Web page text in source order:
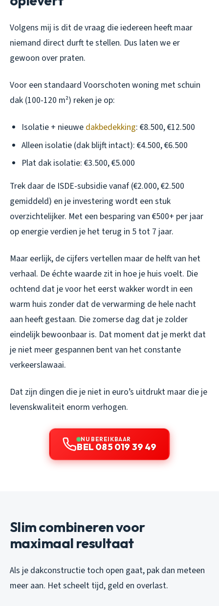
Volgens mij is dit de vraag die iedereen heeft maar
niemand direct durft te stellen. Dus laten we er
gewoon over praten.
Voor een standaard Voorschoten woning met schuin
dak (100-120 m²) reken je op:
Isolatie + nieuwe dakbedekking: €8.500, €12.500
Alleen isolatie (dak blijft intact): €4.500, €6.500
Plat dak isolatie: €3.500, €5.000
Trek daar de ISDE-subsidie vanaf (€2.000, €2.500
gemiddeld) en je investering wordt een stuk
overzichtelijker. Met een besparing van €500+ per jaar
op energie verdien je het terug in 5 tot 7 jaar.
Maar eerlijk, de cijfers vertellen maar de helft van het
verhaal. De échte waarde zit in hoe je huis voelt. Die
ochtend dat je voor het eerst wakker wordt in een
warm huis zonder dat de verwarming de hele nacht
aan heeft gestaan. Die zomerse dag dat je zolder
eindelijk bewoonbaar is. Dat moment dat je merkt dat
je niet meer gespannen bent van het constante
verkeerslawaai.
Dat zijn dingen die je niet in euro’s uitdrukt maar die je
levenskwaliteit enorm verhogen.
NU BEREIKBAAR
BEL 085 019 39 49
Slim combineren voor
maximaal resultaat
Als je dakconstructie toch open gaat, pak dan meteen
meer aan. Het scheelt tijd, geld en overlast.